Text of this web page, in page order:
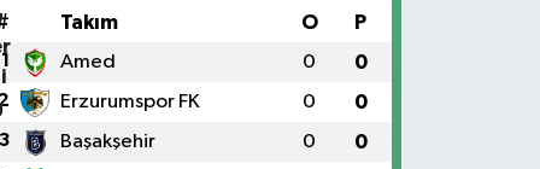
Takım O P
1 Amed 0 0
Erzurumspor FK 0 0
3 Başakşehir 0 0